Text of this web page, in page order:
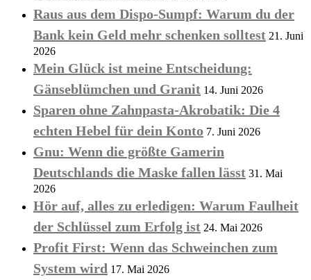
Raus aus dem Dispo-Sumpf: Warum du der
Bank kein Geld mehr schenken solltest 21. Juni
2026
Mein Glück ist meine Entscheidung:
Gänseblümchen und Granit 14. Juni 2026
Sparen ohne Zahnpasta-Akrobatik: Die 4
echten Hebel für dein Konto 7. Juni 2026
Gnu: Wenn die größte Gamerin
Deutschlands die Maske fallen lässt 31. Mai
2026
Hör auf, alles zu erledigen: Warum Faulheit
der Schlüssel zum Erfolg ist 24. Mai 2026
Profit First: Wenn das Schweinchen zum
System wird 17. Mai 2026